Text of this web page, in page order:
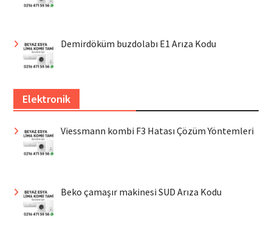
Demirdöküm buzdolabı E1 Arıza Kodu
Elektronik
Viessmann kombi F3 Hatası Çözüm Yöntemleri
Beko çamaşır makinesi SUD Arıza Kodu